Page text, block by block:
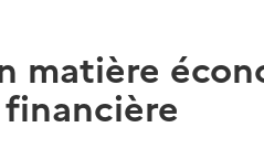
matière
financière